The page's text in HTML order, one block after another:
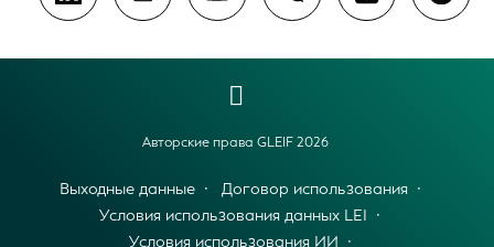
Авторские права GLEIF 2026
Выходные данные
Договор использования
Условия использования данных LEI
Условия использования ИИ